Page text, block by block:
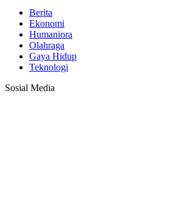
Berita
Ekonomi
Humaniora
Olahraga
Gaya Hidup
Teknologi
Sosial Media